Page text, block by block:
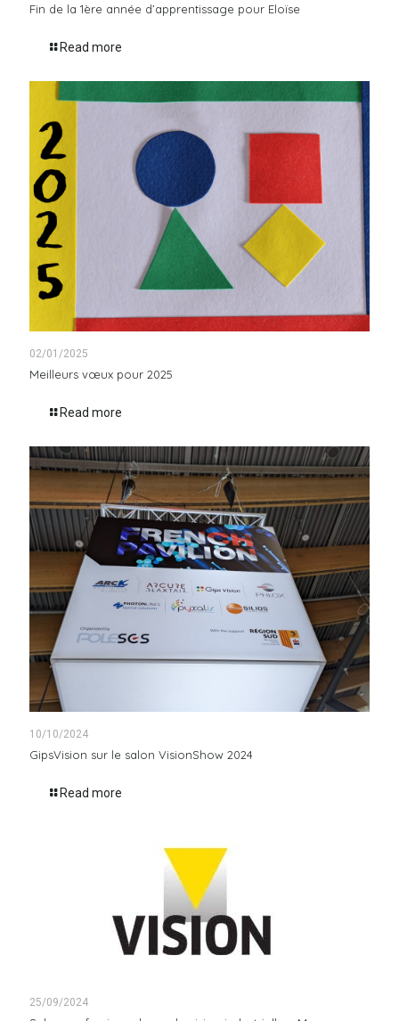
Fin de la 1ère année d’apprentissage pour Eloïse
Read more
02/01/2025
Meilleurs vœux pour 2025
Read more
10/10/2024
GipsVision sur le salon VisionShow 2024
Read more
25/09/2024